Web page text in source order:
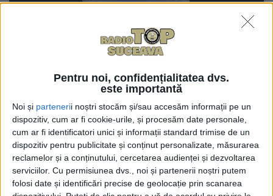
Pentru noi, confidențialitatea dvs.
este importantă
Noi și partenerii noștri stocăm și/sau accesăm informații pe un
dispozitiv, cum ar fi cookie-urile, și procesăm date personale,
cum ar fi identificatori unici și informații standard trimise de un
dispozitiv pentru publicitate și conținut personalizate, măsurarea
reclamelor și a conținutului, cercetarea audienței și dezvoltarea
serviciilor. Cu permisiunea dvs., noi și partenerii noștri putem
folosi date și identificări precise de geolocație prin scanarea
1of 2